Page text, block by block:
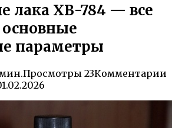
лака ХВ-784 — все
параметры
Просмотры 23Комментарии